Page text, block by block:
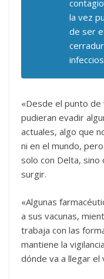
la vez
de ser
«Desde el punto
pudieran evadir
actuales, algo que
ni en el mundo,
solo con Delta,
surgir.
«Algunas
a sus vacunas,
trabaja con las
mantiene la
dónde va a llegar el